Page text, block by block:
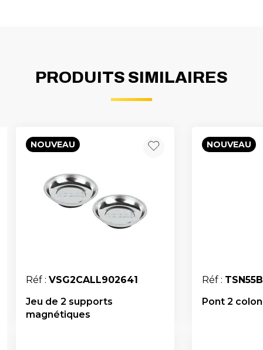
PRODUITS SIMILAIRES
NOUVEAU
Réf : VSG2CALL902641
Jeu de 2 supports
magnétiques
NOUVEAU
Réf :
Pont 2